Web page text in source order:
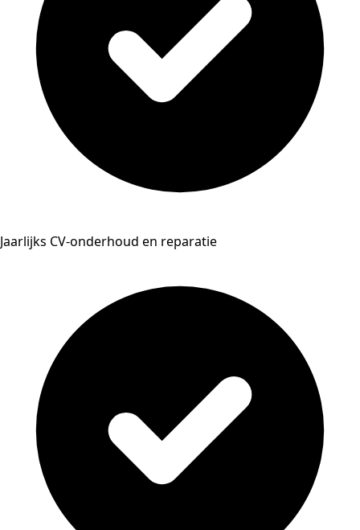
Jaarlijks CV-onderhoud en reparatie